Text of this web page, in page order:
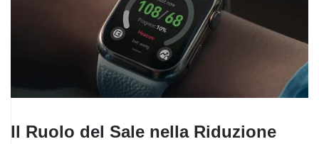
Il Ruolo del Sale nella Riduzione